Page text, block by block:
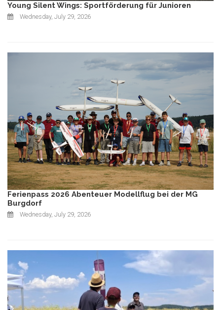
Young Silent Wings: Sportförderung für Junioren
Wednesday, July 29, 2026
Ferienpass 2026 Abenteuer Modellflug bei der MG
Burgdorf
Wednesday, July 29, 2026